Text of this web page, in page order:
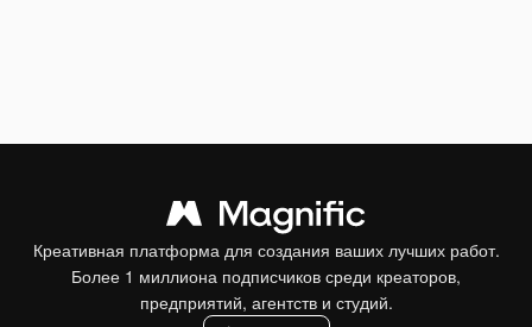
Креативная платформа для создания ваших лучших работ.
Более 1 миллиона подписчиков среди креаторов,
предприятий, агентств и студий.